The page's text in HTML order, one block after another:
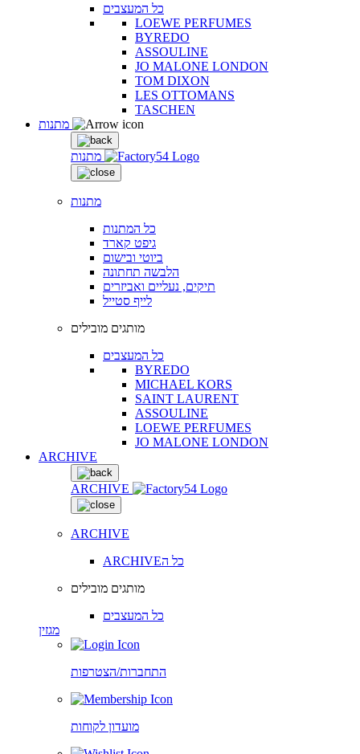
כל המעצבים
LOEWE PERFUMES
BYREDO
ASSOULINE
JO MALONE LONDON
TOM DIXON
LES OTTOMANS
TASCHEN
מתנות
מתנות
כל המתנות
גיפט קארד
ביוטי ובישום
הלבשה תחתונה
תיקים, נעליים ואביזרים
לייף סטייל
מותגים מובילים
כל המעצבים
BYREDO
MICHAEL KORS
SAINT LAURENT
ASSOULINE
LOEWE PERFUMES
JO MALONE LONDON
ARCHIVE
ARCHIVE
ARCHIVE
ARCHIVEכל ה
מותגים מובילים
כל המעצבים
מגזין
התחברות/הצטרפות
מועדון לקוחות